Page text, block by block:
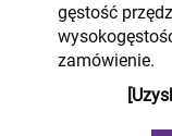
gęstość
zamówienie.